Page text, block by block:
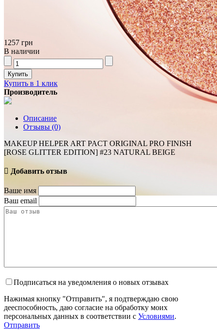
1257 грн
В наличии
Купить в 1 клик
Производитель
Описание
Отзывы (0)
MAKEUP HELPER ART PACT ORIGINAL PRO FINISH
[ROSE GLITTER EDITION] #23 NATURAL BEIGE
Добавить отзыв
Ваше имя
Ваш email
Подписаться на уведомления о новых отзывах
Нажимая кнопку "Отправить", я подтверждаю свою
дееспособность, даю согласие на обработку моих
персональных данных в соответствии с Условиями.
Отправить